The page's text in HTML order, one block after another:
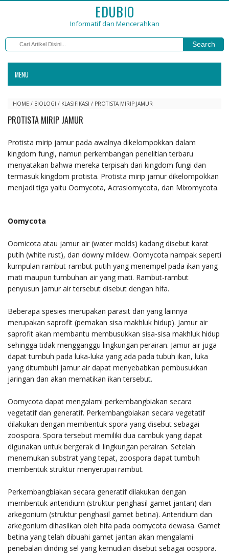
EDUBIO
Informatif dan Mencerahkan
Search
MENU
HOME / BIOLOGI / KLASIFIKASI / PROTISTA MIRIP JAMUR
PROTISTA MIRIP JAMUR
Protista mirip jamur pada awalnya dikelompokkan dalam
kingdom fungi, namun perkembangan penelitian terbaru
menyatakan bahwa mereka terpisah dari kingdom fungi dan
termasuk kingdom protista. Protista mirip jamur dikelompokkan
menjadi tiga yaitu Oomycota, Acrasiomycota, dan Mixomycota.
Oomycota
Oomicota atau jamur air (water molds) kadang disebut karat
putih (white rust), dan downy mildew. Oomycota nampak seperti
kumpulan rambut-rambut putih yang menempel pada ikan yang
mati maupun tumbuhan air yang mati. Rambut-rambut
penyusun jamur air tersebut disebut dengan hifa.
Beberapa spesies merupakan parasit dan yang lainnya
merupakan saprofit (pemakan sisa makhluk hidup). Jamur air
saprofit akan membantu membusukkan sisa-sisa makhluk hidup
sehingga tidak mengganggu lingkungan perairan. Jamur air juga
dapat tumbuh pada luka-luka yang ada pada tubuh ikan, luka
yang ditumbuhi jamur air dapat menyebabkan pembusukkan
jaringan dan akan mematikan ikan tersebut.
Oomycota dapat mengalami perkembangbiakan secara
vegetatif dan generatif. Perkembangbiakan secara vegetatif
dilakukan dengan membentuk spora yang disebut sebagai
zoospora. Spora tersebut memiliki dua cambuk yang dapat
digunakan untuk bergerak di lingkungan perairan. Setelah
menemukan substrat yang tepat, zoospora dapat tumbuh
membentuk struktur menyerupai rambut.
Perkembangbiakan secara generatif dilakukan dengan
membentuk anteridium (struktur penghasil gamet jantan) dan
arkegonium (struktur penghasil gamet betina). Anteridium dan
arkegonium dihasilkan oleh hifa pada oomycota dewasa. Gamet
betina yang telah dibuahi gamet jantan akan mengalami
penebalan dinding sel yang kemudian disebut sebagai oospora.